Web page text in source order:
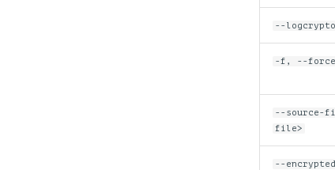
--logcrypto
-f, --force
--source-
file>
--